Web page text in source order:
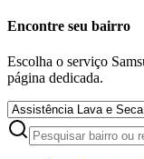
Encontre seu bairro
Escolha o serviço
página dedicada.